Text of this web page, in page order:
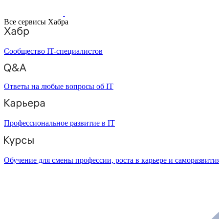
Все сервисы Хабра
Сообщество IT-специалистов
Ответы на любые вопросы об IT
Профессиональное развитие в IT
Обучение для смены профессии, роста в карьере и